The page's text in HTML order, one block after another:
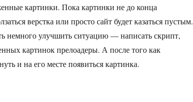
картинки. Пока картинки не до конца
верстка или просто сайт будет казаться пустым.
немного улучшить ситуацию — написать скрипт,
картинок прелоадеры. А после того как
и на его месте появиться картинка.